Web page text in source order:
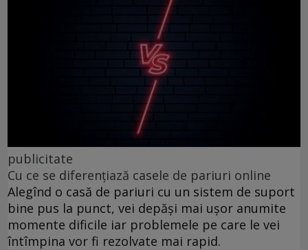
publicitate
Cu ce se diferențiază casele de pariuri online
Alegînd o casă de pariuri cu un sistem de suport
bine pus la punct, vei depăși mai ușor anumite
momente dificile iar problemele pe care le vei
întîmpina vor fi rezolvate mai rapid.